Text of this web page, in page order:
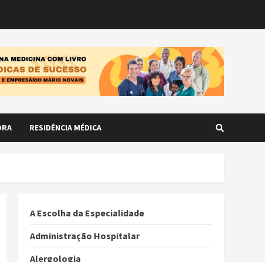
RESIDÊNCIA MÉDICA
A Escolha da Especialidade
Administração Hospitalar
Alergologia